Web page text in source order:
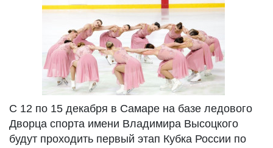
С 12 по 15 декабря в Самаре на базе ледового
Дворца спорта имени Владимира Высоцкого
будут проходить первый этап Кубка России по